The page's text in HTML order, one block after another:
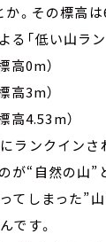
。その標高は
「低い山ラン
高0m）
高3m）
高4.53m）
ランクインさ
が“自然の山
てしまった”
です。